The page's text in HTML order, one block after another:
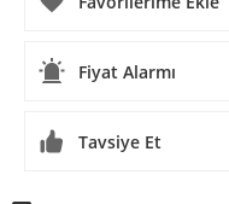
Fiyat Alarmı
Tavsiye Et